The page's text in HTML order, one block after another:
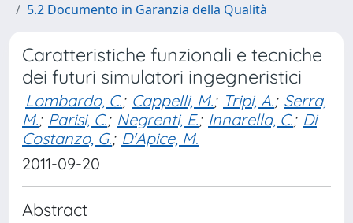
5.2 Documento in Garanzia della Qualità
Caratteristiche funzionali e tecniche
dei futuri simulatori ingegneristici
Lombardo, C.; Cappelli, M.; Tripi, A.; Serra,
M.; Parisi, C.; Negrenti, E.; Innarella, C.; Di
Costanzo, G.; D'Apice, M.
2011-09-20
Abstract